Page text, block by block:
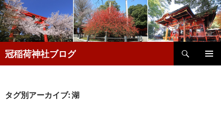
冠稲荷神社ブログ
索
ン
タグ別アーカイブ: 湖